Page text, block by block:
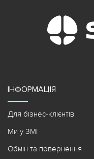
ІНФОРМАЦІЯ
Для бізнес-клієнтів
Ми у ЗМІ
Обмін та повернення